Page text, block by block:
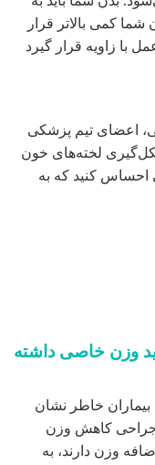
کمی بالاتر قرار
با زاویه قرار گیرد
اعضای تیم پزشکی
لخته‌های خون
کنید که به
وزن خاصی داشته
خاطر نشان
جراحی کاهش وزن
وزن دارند، به